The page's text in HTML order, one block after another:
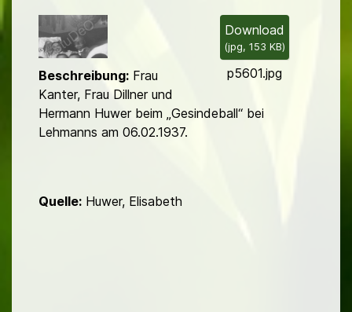
l
d
Download
(jpg, 153 KB)
p5601.jpg
Beschreibung: Frau
Kanter, Frau Dillner und
Hermann Huwer beim „Gesindeball“ bei
Lehmanns am 06.02.1937.
Quelle: Huwer, Elisabeth